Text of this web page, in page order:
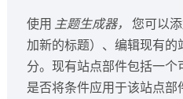
使用 主题生成器，
您可以
加新的标题）、编辑现有的
分。现有站点部件包括一
是否将条件应用于该站点